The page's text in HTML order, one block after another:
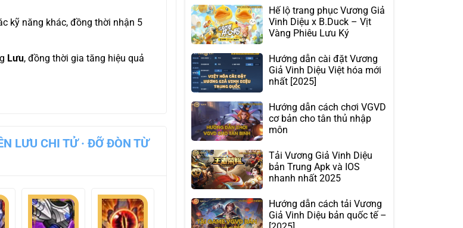
kỹ năng khác, đồng thời nhận 5
Lưu, đồng thời gia tăng hiệu quả
LƯU CHI TỬ · ĐỠ ĐÒN TỪ
Hế lộ trang phục Vương Giả
Vinh Diệu x B.Duck – Vịt
Vàng Phiêu Lưu Ký
Hướng dẫn cài đặt Vương
Giả Vinh Diệu Việt hóa mới
nhất [2025]
Hướng dẫn cách chơi VGVD
cơ bản cho tân thủ nhập
môn
Tải Vương Giả Vinh Diệu
bản Trung Apk và IOS
nhanh nhất 2025
Hướng dẫn cách tải Vương
Giả Vinh Diệu bản quốc tế –